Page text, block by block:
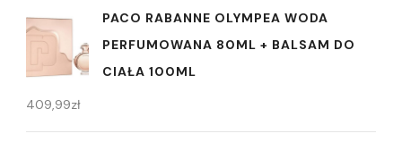
PACO RABANNE OLYMPEA WODA
PERFUMOWANA 80ML + BALSAM DO
CIAŁA 100ML
409,99zł